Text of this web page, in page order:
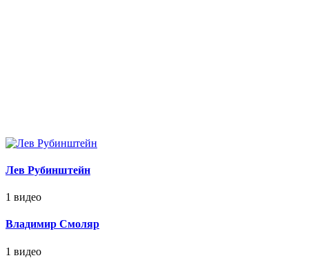
Лев Рубинштейн
1 видео
Владимир Смоляр
1 видео